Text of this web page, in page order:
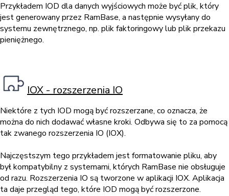
Przykładem IOD dla danych wyjściowych może być plik, który
jest generowany przez RamBase, a następnie wysyłany do
systemu zewnętrznego, np. plik faktoringowy lub plik przekazu
pieniężnego.
IOX - rozszerzenia IO
Niektóre z tych IOD mogą być rozszerzane, co oznacza, że
można do nich dodawać własne kroki. Odbywa się to za pomocą
tak zwanego rozszerzenia IO (IOX).
Najczęstszym tego przykładem jest formatowanie pliku, aby
był kompatybilny z systemami, których RamBase nie obsługuje
od razu. Rozszerzenia IO są tworzone w aplikacji IOX. Aplikacja
ta daje przegląd tego, które IOD mogą być rozszerzone.